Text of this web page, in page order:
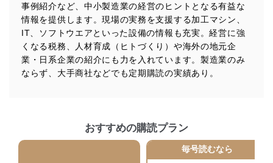
当社は、個人情報に関連する法令、国が定める指針及び
その他の規範を遵守します。また、当社の管理の仕組み
に、これらの法令及びその他の規範を常に適合させま
す。
個人情報の安全管理措置
個人データを取り扱うことのできる機器及び当該
機器を取り扱う従業者を明確化し、 個人データへ
事例紹介など、中小製造業の経営のヒントとなる有益な
情報を提供します。現場の実務を支援する加工マシン、
IT、ソフトウエアといった設備の情報も充実。経営に強
くなる税務、人材育成（ヒトづくり）や海外の地元企
業・日系企業の紹介にも力を入れています。製造業のみ
ならず、大手商社などでも定期購読の実績あり。
おすすめの購読プラン
毎号読むなら